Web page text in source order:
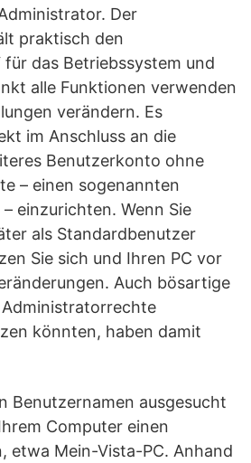
Der
praktisch den
für das Betriebssystem und
alle Funktionen verwenden
verändern. Es
im Anschluss an die
Benutzerkonto ohne
– einen sogenannten
einzurichten. Wenn Sie
als Standardbenutzer
Sie sich und Ihren PC vor
Auch bösartige
könnten, haben damit
Benutzernamen ausgesucht
Computer einen
etwa Mein-Vista-PC. Anhand